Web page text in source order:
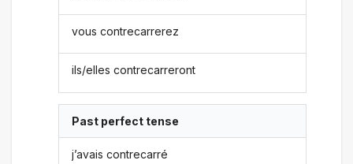
vous contrecarrerez
ils/elles contrecarreront
Past perfect tense
j’avais contrecarré